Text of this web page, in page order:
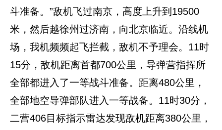
斗准备。”敌机飞过南京，高度上升到19500
米，然后越徐州过济南，向北京临近。沿线机
场，我机频频起飞拦截，敌机不予理会。11时
15分，敌机距离首都700公里，导弹营指挥所
全部都进入了一等战斗准备。距离480公里，
全部地空导弹部队进入一等战备。11时30分，
二营406目标指示雷达发现敌机距离380公里，